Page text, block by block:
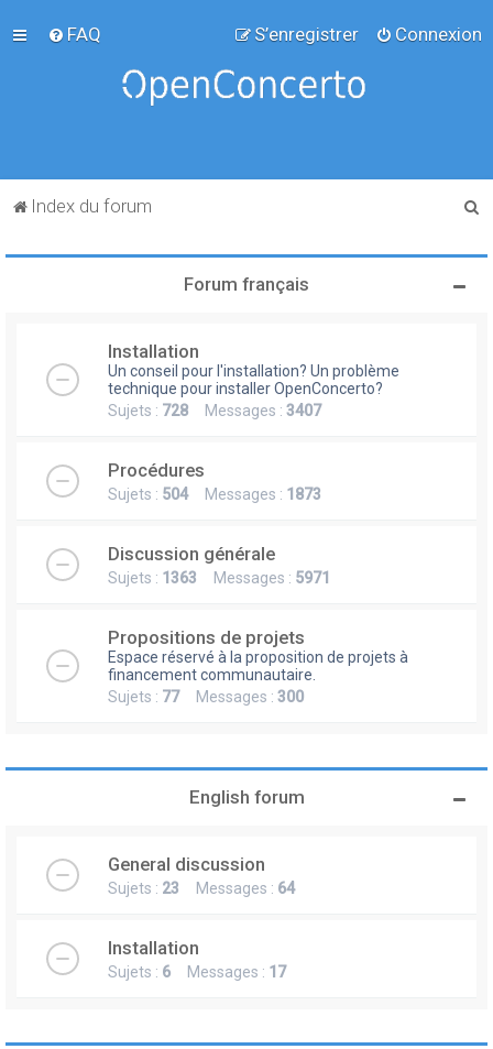
FAQ Connexion
S’enregistrer
Index du forum
Forum français
Installation
Un conseil pour l'installation? Un problème
technique pour installer OpenConcerto?
Sujets : 728 Messages : 3407
Procédures
Sujets : 504Messages : 1873
Discussion générale
Sujets : 1363 Messages : 5971
Propositions de projets
Espace réservé à la proposition de projets à
financement communautaire.
Sujets : 77Messages : 300
English forum
General discussion
Sujets : 23 Messages : 64
Installation
Sujets : 6 Messages : 17